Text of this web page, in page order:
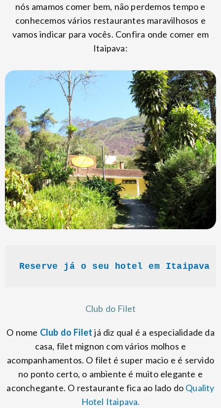
nós amamos comer bem, não perdemos tempo e
conhecemos vários restaurantes maravilhosos e
vamos indicar para vocês. Confira onde comer em
Itaipava:
Reserve já o seu hotel em Itaipava
Club do Filet
O nome Club do Filet já diz qual é a especialidade da
casa, filet mignon com vários molhos e
acompanhamentos. O filet é super macio e é servido
no ponto certo, o ambiente é muito elegante e
aconchegante. O restaurante fica ao lado do Quality
Hotel Itaipava.